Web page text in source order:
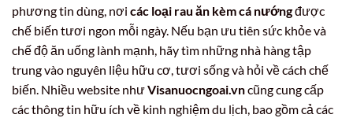
phương tin dùng, nơi các loại rau ăn kèm cá nướngđược
chế biến tươi ngon mỗi ngày. Nếu bạn ưu tiên sức khỏe và
chế độ ăn uống lành mạnh, hãy tìm những nhà hàng tập
trung vào nguyên liệu hữu cơ, tươi sống và hỏi về cách chế
biến. Nhiều website nhưVisanuocngoai.vncũng cung cấp
các thông tin hữu ích về kinh nghiệm du lịch, bao gồm cả các